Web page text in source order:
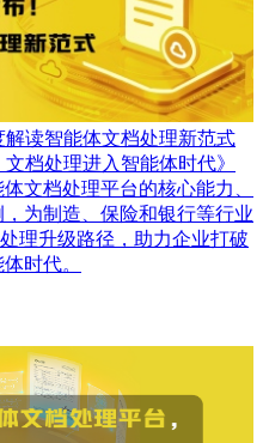
读智能体文档处理新范式
档处理进入智能体时代》
文档处理平台的核心能力、
为制造、保险和银行等行业
理升级路径，助力企业打破
时代。